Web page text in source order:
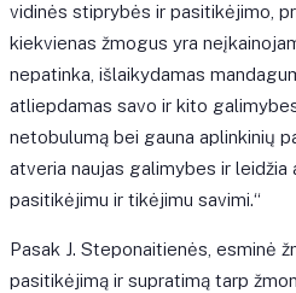
vidinės stiprybės ir pasitikėjimo,
kiekvienas žmogus yra
nepatinka, išlaikydamas
atliepdamas savo ir kito
netobulumą bei gauna aplinkinių
atveria naujas galimybes ir
pasitikėjimu ir tikėjimu savimi.“
Pasak J. Steponaitienės, esminė
pasitikėjimą ir supratimą tarp